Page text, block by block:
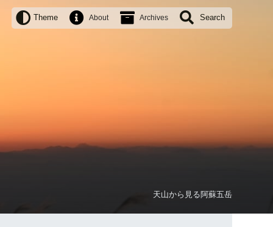
Theme About Archives Search
天山から見る阿蘇五岳